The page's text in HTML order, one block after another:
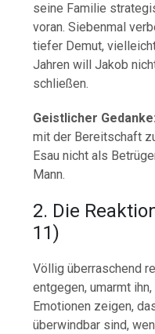
seine Familie
voran.Siebenmal
tiefer Demut,
JahrenwillJakob
schließen.
Geistlicher Gedanke:
mitder Bereitschaft
Esaunichtals
Mann.
2. Die
11)
Völligüberraschend
entgegen,umarmt ihn,
Emotionen zeigen,
überwindbar sind,